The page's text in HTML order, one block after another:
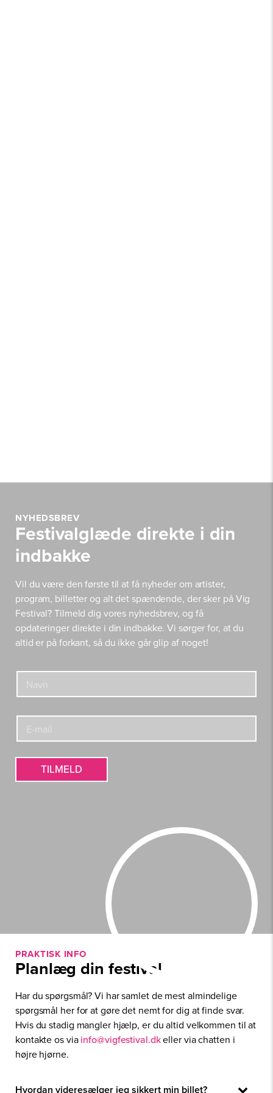
NYHEDSBREV
Festivalglæde direkte i din
indbakke
Vil du være den første til at få nyheder om artister,
program, billetter og alt det spændende, der sker på Vig
Festival? Tilmeld dig vores nyhedsbrev, og få
opdateringer direkte i din indbakke. Vi sørger for, at du
altid er på forkant, så du ikke går glip af noget!
&
n
-
a
l
N
v
E
m
a
l
TILMELD
PRAKTISK INFO
Planlæg din festival
Har du spørgsmål? Vi har samlet de mest almindelige
spørgsmål her for at gøre det nemt for dig at finde svar.
Hvis du stadig mangler hjælp, er du altid velkommen til at
kontakte os viainfo@vigfestival.dkeller via chatten i
højre hjørne.
Hvordan videresælger jeg sikkert min billet?